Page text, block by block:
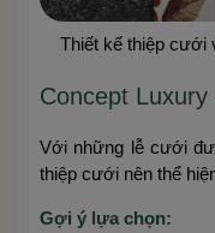
Thiết kế thiệp cưới
Concept
Với những lễ cưới
thiệp cưới nên thể
Gợi ý lựa chọn: